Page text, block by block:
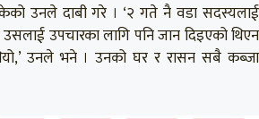
उनले दाबी गरे । ‘२ गते नै वडा सदस्यलाई
उसलाई उपचारका लागि पनि जान दिइएको थिएन
उनले भने । उनको घर र रासन सबै कब्जा